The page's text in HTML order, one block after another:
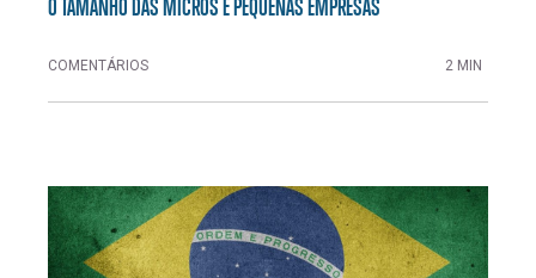
COMENTÁRIOS 2 MIN